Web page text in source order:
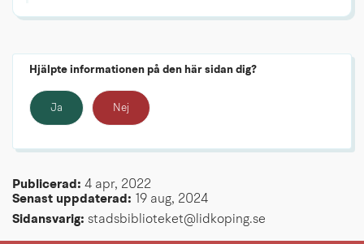
Hjälpte informationen på den här sidan dig?
Ja Nej
Publicerad: 4 apr, 2022
Senast uppdaterad:
19 aug, 2024
Sidansvarig: stadsbiblioteket@lidkoping.se